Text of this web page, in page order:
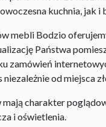
kuchnia, jak
mebli Bodzio
Państwa
zamówień
od miejsca
charakter
i oświetlenia.